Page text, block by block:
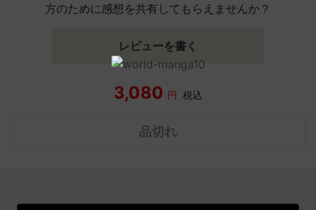
方のために感想を共有してもらえませんか？
レビューを書く
3,080 円 税込
品切れ